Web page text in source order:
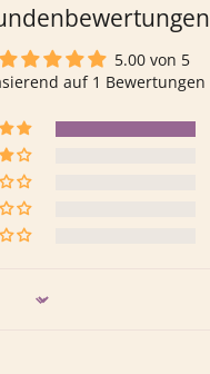
5.00 von 5
auf 1 Bewertungen